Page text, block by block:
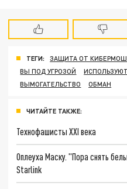
ТЕГИ: ЗАЩИТА ОТ
ВЫ ПОД УГРОЗОЙ
ВЫМОГАТЕЛЬСТВО
ОБМАН
ЧИТАЙТЕ ТАКЖЕ:
Технофашисты XXI века
Оплеуха Маску. "Пора снять
Starlink